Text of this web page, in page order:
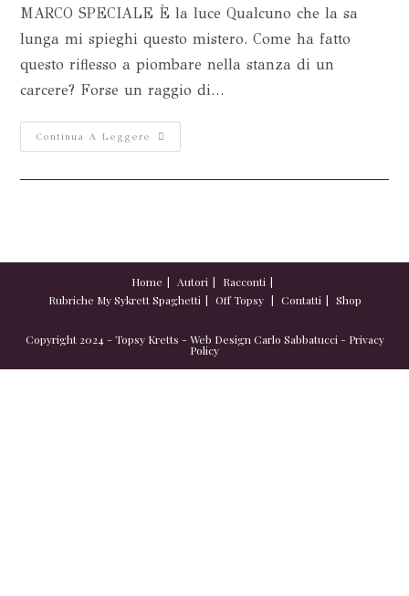
MARCO SPECIALE È la luce Qualcuno che la sa
lunga mi spieghi questo mistero. Come ha fatto
questo riflesso a piombare nella stanza di un
carcere? Forse un raggio di…
Continua A Leggere
Home Autori
Racconti
Rubriche My Sykrett Spaghetti Off Topsy Contatti Shop
Copyright 2024 - Topsy Kretts - Web DesignCarlo Sabbatucci- Privacy
Policy